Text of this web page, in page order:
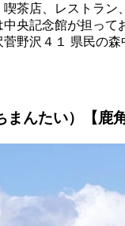
喫茶店、レストラン
中央記念館が担って
野沢４１ 県民の森
んたい）【鹿角